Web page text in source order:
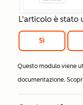
L'articolo è stato
Sì
Questo modulo viene
documentazione.